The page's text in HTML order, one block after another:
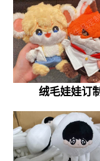
绒毛娃娃订